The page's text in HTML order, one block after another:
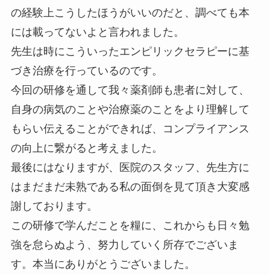
の経験上こうしたほうがいいのだと、調べても本
には載ってないよと言われました。
先生は時にこういったエンピリックセラピーに基
づき治療を行っているのです。
今回の研修を通して我々薬剤師も患者に対して、
自身の病気のことや治療薬のことをより理解して
もらい伝えることができれば、コンプライアンス
の向上に繋がると考えました。
最後にはなりますが、医院のスタッフ、先生方に
はまだまだ未熟である私の面倒を見て頂き大変感
謝しております。
この研修で学んだことを糧に、これからも日々勉
強を怠らぬよう、努力していく所存でございま
す。本当にありがとうございました。